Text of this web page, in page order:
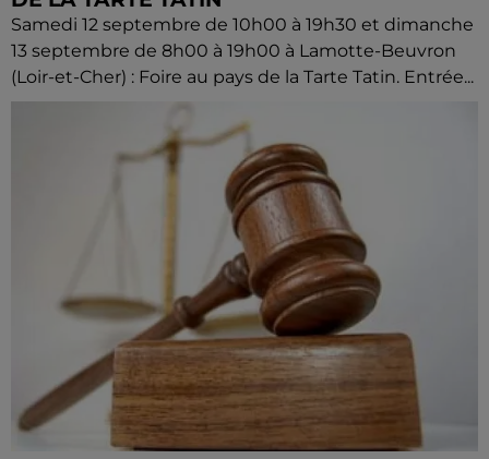
Samedi 12 septembre de 10h00 à 19h30 et dimanche
13 septembre de 8h00 à 19h00 à Lamotte-Beuvron
(Loir-et-Cher) : Foire au pays de la Tarte Tatin. Entrée...